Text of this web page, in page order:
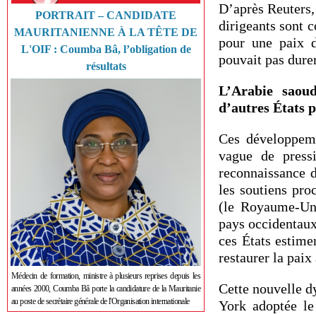
PORTRAIT – CANDIDATE
MAURITANIENNE À LA TÊTE DE
L'OIF : Coumba Bâ, l’obligation de
résultats
Médecin de formation, ministre à plusieurs reprises depuis les
années 2000, Coumba Bâ porte la candidature de la Mauritanie
au poste de secrétaire générale de l'Organisation internationale
D’après
dirigeants sont
pour une paix
pouvait pas
L’Arabie
d’autres États
Ces
vague de
reconnaissance
les soutiens
(le Royaume-
pays
ces États
restaurer la
Cette nouvelle
York adoptée